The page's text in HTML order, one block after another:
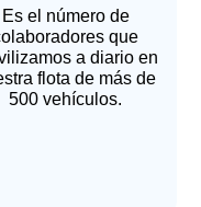
Es el número de
que
a diario en
flota de más de
500 vehículos.